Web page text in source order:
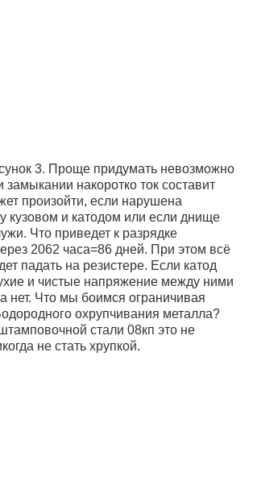
3. Проще придумать невозможно
накоротко ток составит
произойти, если нарушена
кузовом и катодом или если днище
Что приведет к разрядке
2062 часа=86 дней. При этом всё
падать на резистере. Если катод
и чистые напряжение между ними
нет. Что мы боимся ограничивая
охрупчивания металла?
стали 08кп это не
не стать хрупкой.